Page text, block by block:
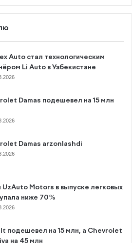
Auto стал технологическим
Li Auto в Узбекистане
Damas подешевел на 15 млн
Damas arzonlashdi
UzAuto Motors в выпуске легковых
ниже 70%
подешевел на 15 млн, а Chevrolet
на 45 млн